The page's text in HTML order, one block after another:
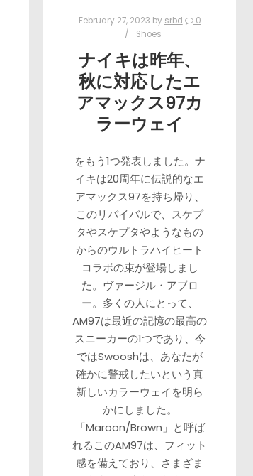
February 27, 2023 by srbd
0
Shoes
ナイキは昨年、
秋に対応したエ
アマックス97カ
ラーウェイ
をもう1つ発表しました。ナ
イキは20周年に伝説的なエ
アマックス97を持ち帰り、
このリバイバルで、スケプ
タやスケプタやようなもの
からのウルトラハイヒート
コラボの束が登場しまし
た。ヴァージル・アブロ
ー。多くの人にとって、
AM97は最近の記憶の最高の
スニーカーの1つであり、今
ではSwooshは、あなたが
確かに警戒したいという真
新しいカラーウェイを明ら
かにしました。
「Maroon/Brown」と呼ば
れるこのAM97は、フィット
感を備えており、さまざま